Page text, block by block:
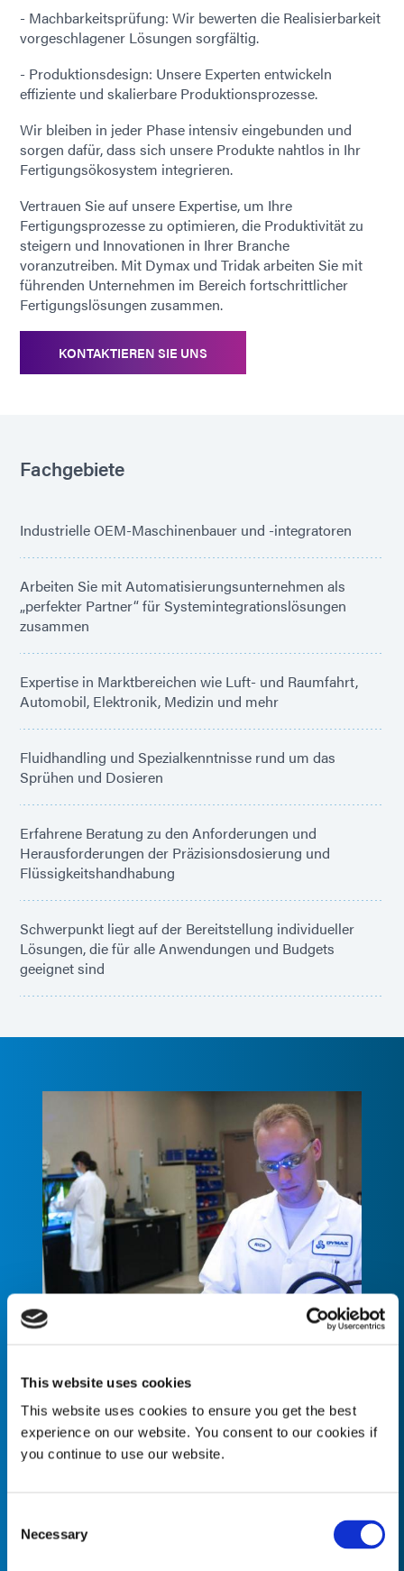
This website uses cookies
This website uses cookies to ensure you get the best
experience on our website. You consent to our cookies if
you continue to use our website.
Selection
Necessary
- Machbarkeitsprüfung: Wir bewerten die Realisierbarkeit
vorgeschlagener Lösungen sorgfältig.
- Produktionsdesign: Unsere Experten entwickeln
effiziente und skalierbare Produktionsprozesse.
Wir bleiben in jeder Phase intensiv eingebunden und
sorgen dafür, dass sich unsere Produkte nahtlos in Ihr
Fertigungsökosystem integrieren.
Vertrauen Sie auf unsere Expertise, um Ihre
Fertigungsprozesse zu optimieren, die Produktivität zu
steigern und Innovationen in Ihrer Branche
voranzutreiben. Mit Dymax und Tridak arbeiten Sie mit
führenden Unternehmen im Bereich fortschrittlicher
Fertigungslösungen zusammen.
KONTAKTIEREN SIE UNS
Fachgebiete
Industrielle OEM-Maschinenbauer und -integratoren
Arbeiten Sie mit Automatisierungsunternehmen als
„perfekter Partner“ für Systemintegrationslösungen
zusammen
Expertise in Marktbereichen wie Luft- und Raumfahrt,
Automobil, Elektronik, Medizin und mehr
Fluidhandling und Spezialkenntnisse rund um das
Sprühen und Dosieren
Erfahrene Beratung zu den Anforderungen und
Herausforderungen der Präzisionsdosierung und
Flüssigkeitshandhabung
Schwerpunkt liegt auf der Bereitstellung individueller
Lösungen, die für alle Anwendungen und Budgets
geeignet sind
„Unser Hauptaugenmerk liegt auf der
zusammenarbeiten, um Ihre
Fertigungsziele vollständig zu